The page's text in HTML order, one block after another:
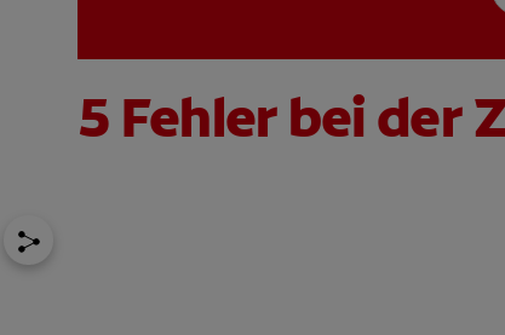
FÜR FACHKREISE CH (DE)
5 Fehler bei der